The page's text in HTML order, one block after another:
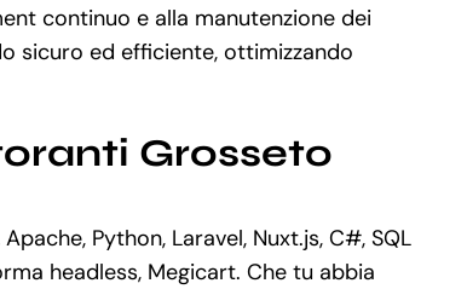
continuo e alla manutenzione dei
sicuro ed efficiente, ottimizzando
Grosseto
Python, Laravel, Nuxt.js, C#, SQL
headless, Megicart. Che tu abbia